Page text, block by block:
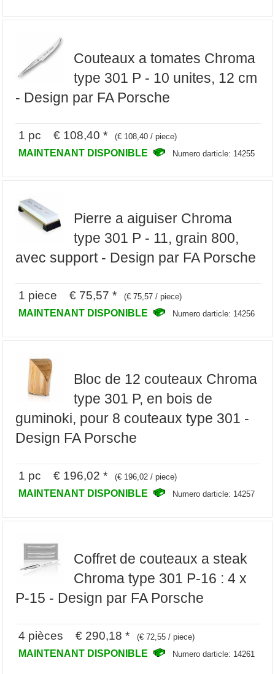
Couteaux a tomates Chroma
type 301 P - 10 unites, 12 cm
- Design par FA Porsche
1 pc € 108,40 * (€ 108,40 / piece)
MAINTENANT DISPONIBLE Numero darticle: 14255
Pierre a aiguiser Chroma
type 301 P - 11, grain 800,
avec support - Design par FA Porsche
1 piece € 75,57 * (€ 75,57 / piece)
MAINTENANT DISPONIBLE Numero darticle: 14256
Bloc de 12 couteaux Chroma
type 301 P, en bois de
guminoki, pour 8 couteaux type 301 -
Design FA Porsche
1 pc € 196,02 * (€ 196,02 / piece)
MAINTENANT DISPONIBLE Numero darticle: 14257
Coffret de couteaux a steak
Chroma type 301 P-16 : 4 x
P-15 - Design par FA Porsche
4 pièces € 290,18 * (€ 72,55 / piece)
MAINTENANT DISPONIBLE Numero darticle: 14261